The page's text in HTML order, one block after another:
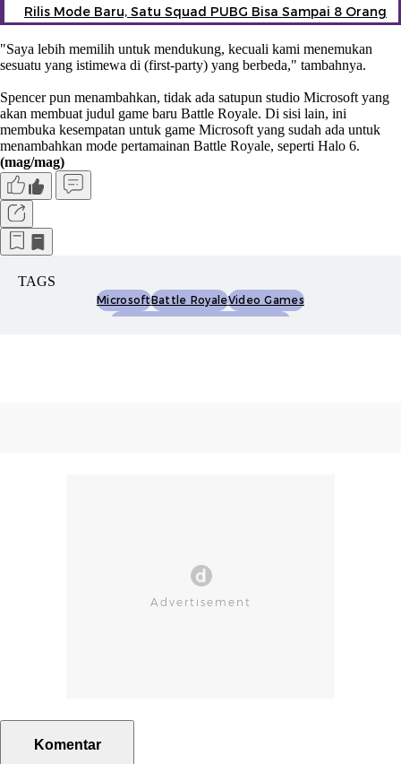
Rilis Mode Baru, Satu Squad PUBG Bisa Sampai 8 Orang
"Saya lebih memilih untuk mendukung, kecuali kami menemukan
sesuatu yang istimewa di (first-party) yang berbeda," tambahnya.
Spencer pun menambahkan, tidak ada satupun studio Microsoft yang
akan membuat judul game baru Battle Royale. Di sisi lain, ini
membuka kesempatan untuk game Microsoft yang sudah ada untuk
menambahkan mode pertamainan Battle Royale, seperti Halo 6.
(mag/mag)
TAGS
MicrosoftBattle RoyaleVideo Games
Komentar